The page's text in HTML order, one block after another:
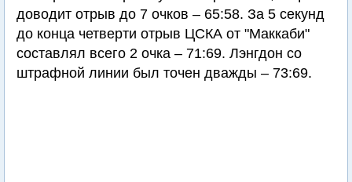
доводит отрыв до 7 очков – 65:58. За 5 секунд
до конца четверти отрыв ЦСКА от "Маккаби"
составлял всего 2 очка – 71:69. Лэнгдон со
штрафной линии был точен дважды – 73:69.